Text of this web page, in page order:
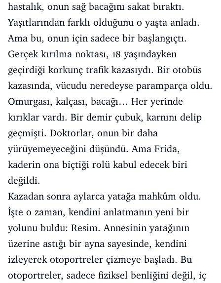
hastalık, onun sağ bacağını sakat bıraktı.
Yaşıtlarından farklı olduğunu o yaşta anladı.
Ama bu, onun için sadece bir başlangıçtı.
Gerçek kırılma noktası, 18 yaşındayken
geçirdiği korkunç trafik kazasıydı. Bir otobüs
kazasında, vücudu neredeyse paramparça oldu.
Omurgası, kalçası, bacağı… Her yerinde
kırıklar vardı. Bir demir çubuk, karnını delip
geçmişti. Doktorlar, onun bir daha
yürüyemeyeceğini düşündü. Ama Frida,
kaderin ona biçtiği rolü kabul edecek biri
değildi.
Kazadan sonra aylarca yatağa mahkûm oldu.
İşte o zaman, kendini anlatmanın yeni bir
yolunu buldu: Resim. Annesinin yatağının
üzerine astığı bir ayna sayesinde, kendini
izleyerek otoportreler çizmeye başladı. Bu
otoportreler, sadece fiziksel benliğini değil, iç